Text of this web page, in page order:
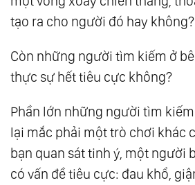
tạo ra cho người đó hay không?
Còn những người tìm kiếm ở
thực sự hết tiêu cực không?
Phần lớn những người tìm
lại mắc phải một trò chơi khác
bạn quan sát tinh ý, một người
có vấn đề tiêu cực: đau khổ,